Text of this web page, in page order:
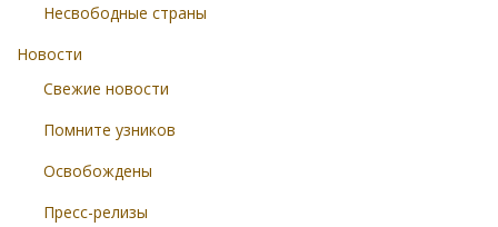
Несвободные страны
Новости
Свежие новости
Помните узников
Освобождены
Пресс-релизы